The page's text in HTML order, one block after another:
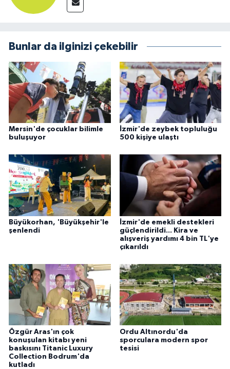
Bunlar da ilginizi çekebilir
Mersin'de çocuklar bilimle
buluşuyor
İzmir'de zeybek topluluğu
500 kişiye ulaştı
Büyükorhan, 'Büyükşehir'le
şenlendi
İzmir'de emekli destekleri
güçlendirildi... Kira ve
alışveriş yardımı 4 bin TL'ye
çıkarıldı
Özgür Aras'ın çok
konuşulan kitabı yeni
baskısını Titanic Luxury
Collection Bodrum'da
kutladı
Ordu Altınordu'da
sporculara modern spor
tesisi